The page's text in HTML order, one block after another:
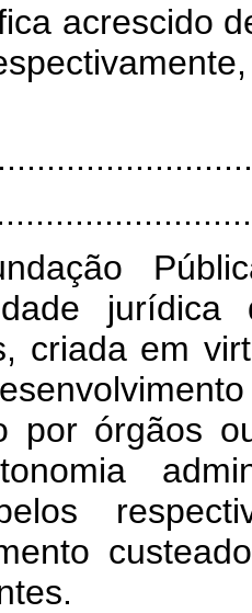
acrescido
criada em
por órgãos